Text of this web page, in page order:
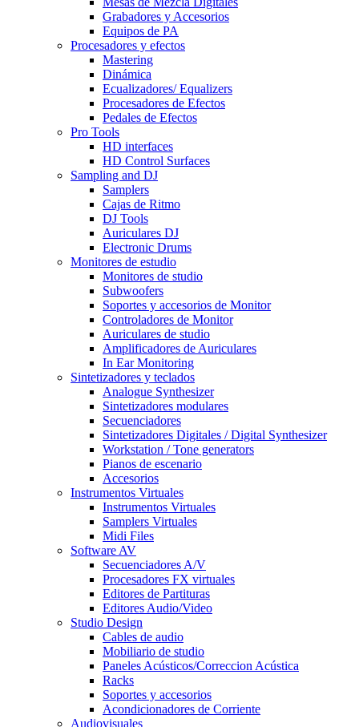
Grabadores y Accesorios
Equipos de PA
Procesadores y efectos
Mastering
Dinámica
Ecualizadores/ Equalizers
Procesadores de Efectos
Pedales de Efectos
Pro Tools
HD interfaces
HD Control Surfaces
Sampling and DJ
Samplers
Cajas de Ritmo
DJ Tools
Auriculares DJ
Electronic Drums
Monitores de estudio
Monitores de studio
Subwoofers
Soportes y accesorios de Monitor
Controladores de Monitor
Auriculares de studio
Amplificadores de Auriculares
In Ear Monitoring
Sintetizadores y teclados
Analogue Synthesizer
Sintetizadores modulares
Secuenciadores
Sintetizadores Digitales / Digital Synthesizer
Workstation / Tone generators
Pianos de escenario
Accesorios
Instrumentos Virtuales
Instrumentos Virtuales
Samplers Virtuales
Midi Files
Software AV
Secuenciadores A/V
Procesadores FX virtuales
Editores de Partituras
Editores Audio/Video
Studio Design
Cables de audio
Mobiliario de studio
Paneles Acústicos/Correccion Acústica
Racks
Soportes y accesorios
Acondicionadores de Corriente
Audiovisuales